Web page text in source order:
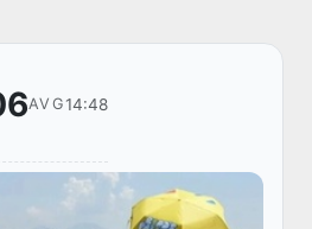
AVG14:48